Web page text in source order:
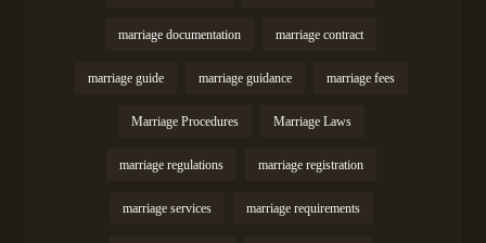
marriage contract
marriage documentation
marriage fees
marriage guidance
marriage guide
Marriage Laws
Marriage Procedures
marriage registration
marriage regulations
marriage requirements
marriage services